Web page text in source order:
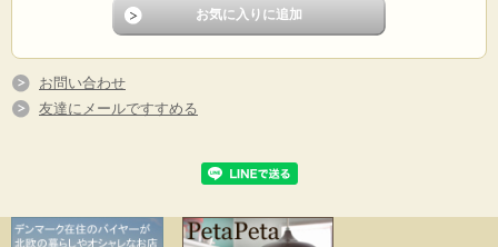
お問い合わせ
友達にメールですすめる